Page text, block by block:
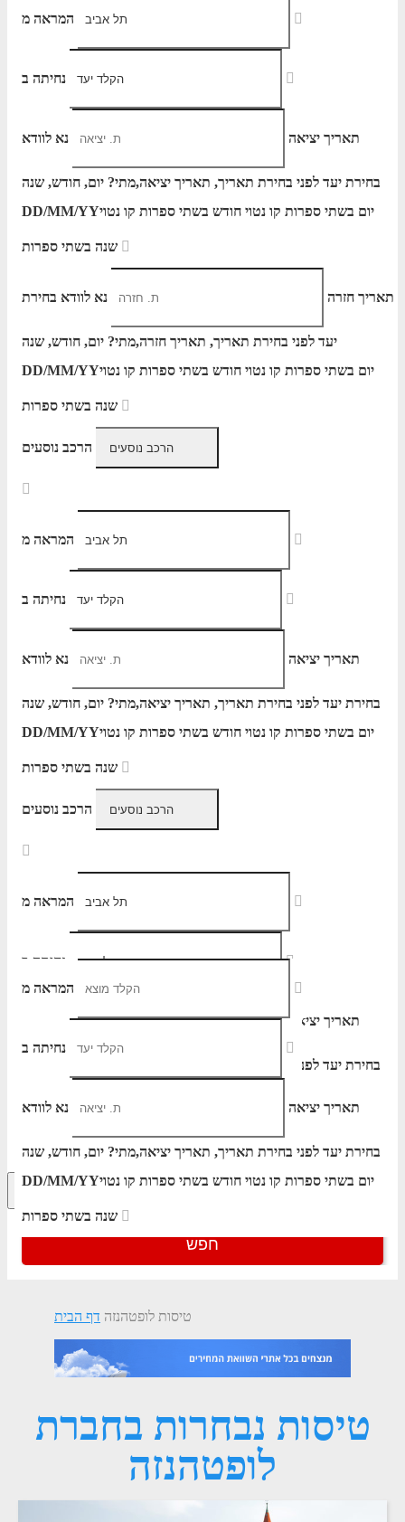
המראה מ
נחיתה ב
תאריך יציאה נא לוודא
בחירת יעד לפני בחירת תאריך, תאריך יציאה,מתי? יום, חודש, שנה
DD/MM/YYיום בשתי ספרות קו נטוי חודש בשתי ספרות קו נטוי
תאריך חזרה נא לוודא בחירת
יעד לפני בחירת תאריך, תאריך חזרה,מתי? יום, חודש, שנה
DD/MM/YYיום בשתי ספרות קו נטוי חודש בשתי ספרות קו נטוי
הרכב נוסעים
המראה מ
נחיתה ב
תאריך יציאה נא לוודא
בחירת יעד לפני בחירת תאריך, תאריך יציאה,מתי? יום, חודש, שנה
DD/MM/YYיום בשתי ספרות קו נטוי חודש בשתי ספרות קו נטוי
הרכב נוסעים
המראה מ
נחיתה ב
תאריך יציאה
בחירת יעד לפני בחירת תאריך,
המראה מ
נחיתה ב
תאריך יציאה נא לוודא
בחירת יעד לפני בחירת תאריך, תאריך יציאה,מתי? יום, חודש, שנה
DD/MM/YYיום בשתי ספרות קו נטוי חודש בשתי ספרות קו נטוי
הרכב נוסעים
חפש
חיפוש מתקדםאפשרויות החיפוש הנוספות מוצגות לפני
דף הבית טיסות לופטהנזה
טיסות נבחרות בחברת
לופטהנזה